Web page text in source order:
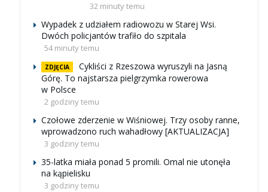
32 minuty temu
Wypadek z udziałem radiowozu w Starej Wsi.
Dwóch policjantów trafiło do szpitala
54 minuty temu
ZDJĘCIA
Cykliści z Rzeszowa wyruszyli na Jasną
Górę. To najstarsza pielgrzymka rowerowa
w Polsce
2 godziny temu
Czołowe zderzenie w Wiśniowej. Trzy osoby ranne,
wprowadzono ruch wahadłowy [AKTUALIZACJA]
3 godziny temu
35-latka miała ponad 5 promili. Omal nie utonęła
na kąpielisku
3 godziny temu